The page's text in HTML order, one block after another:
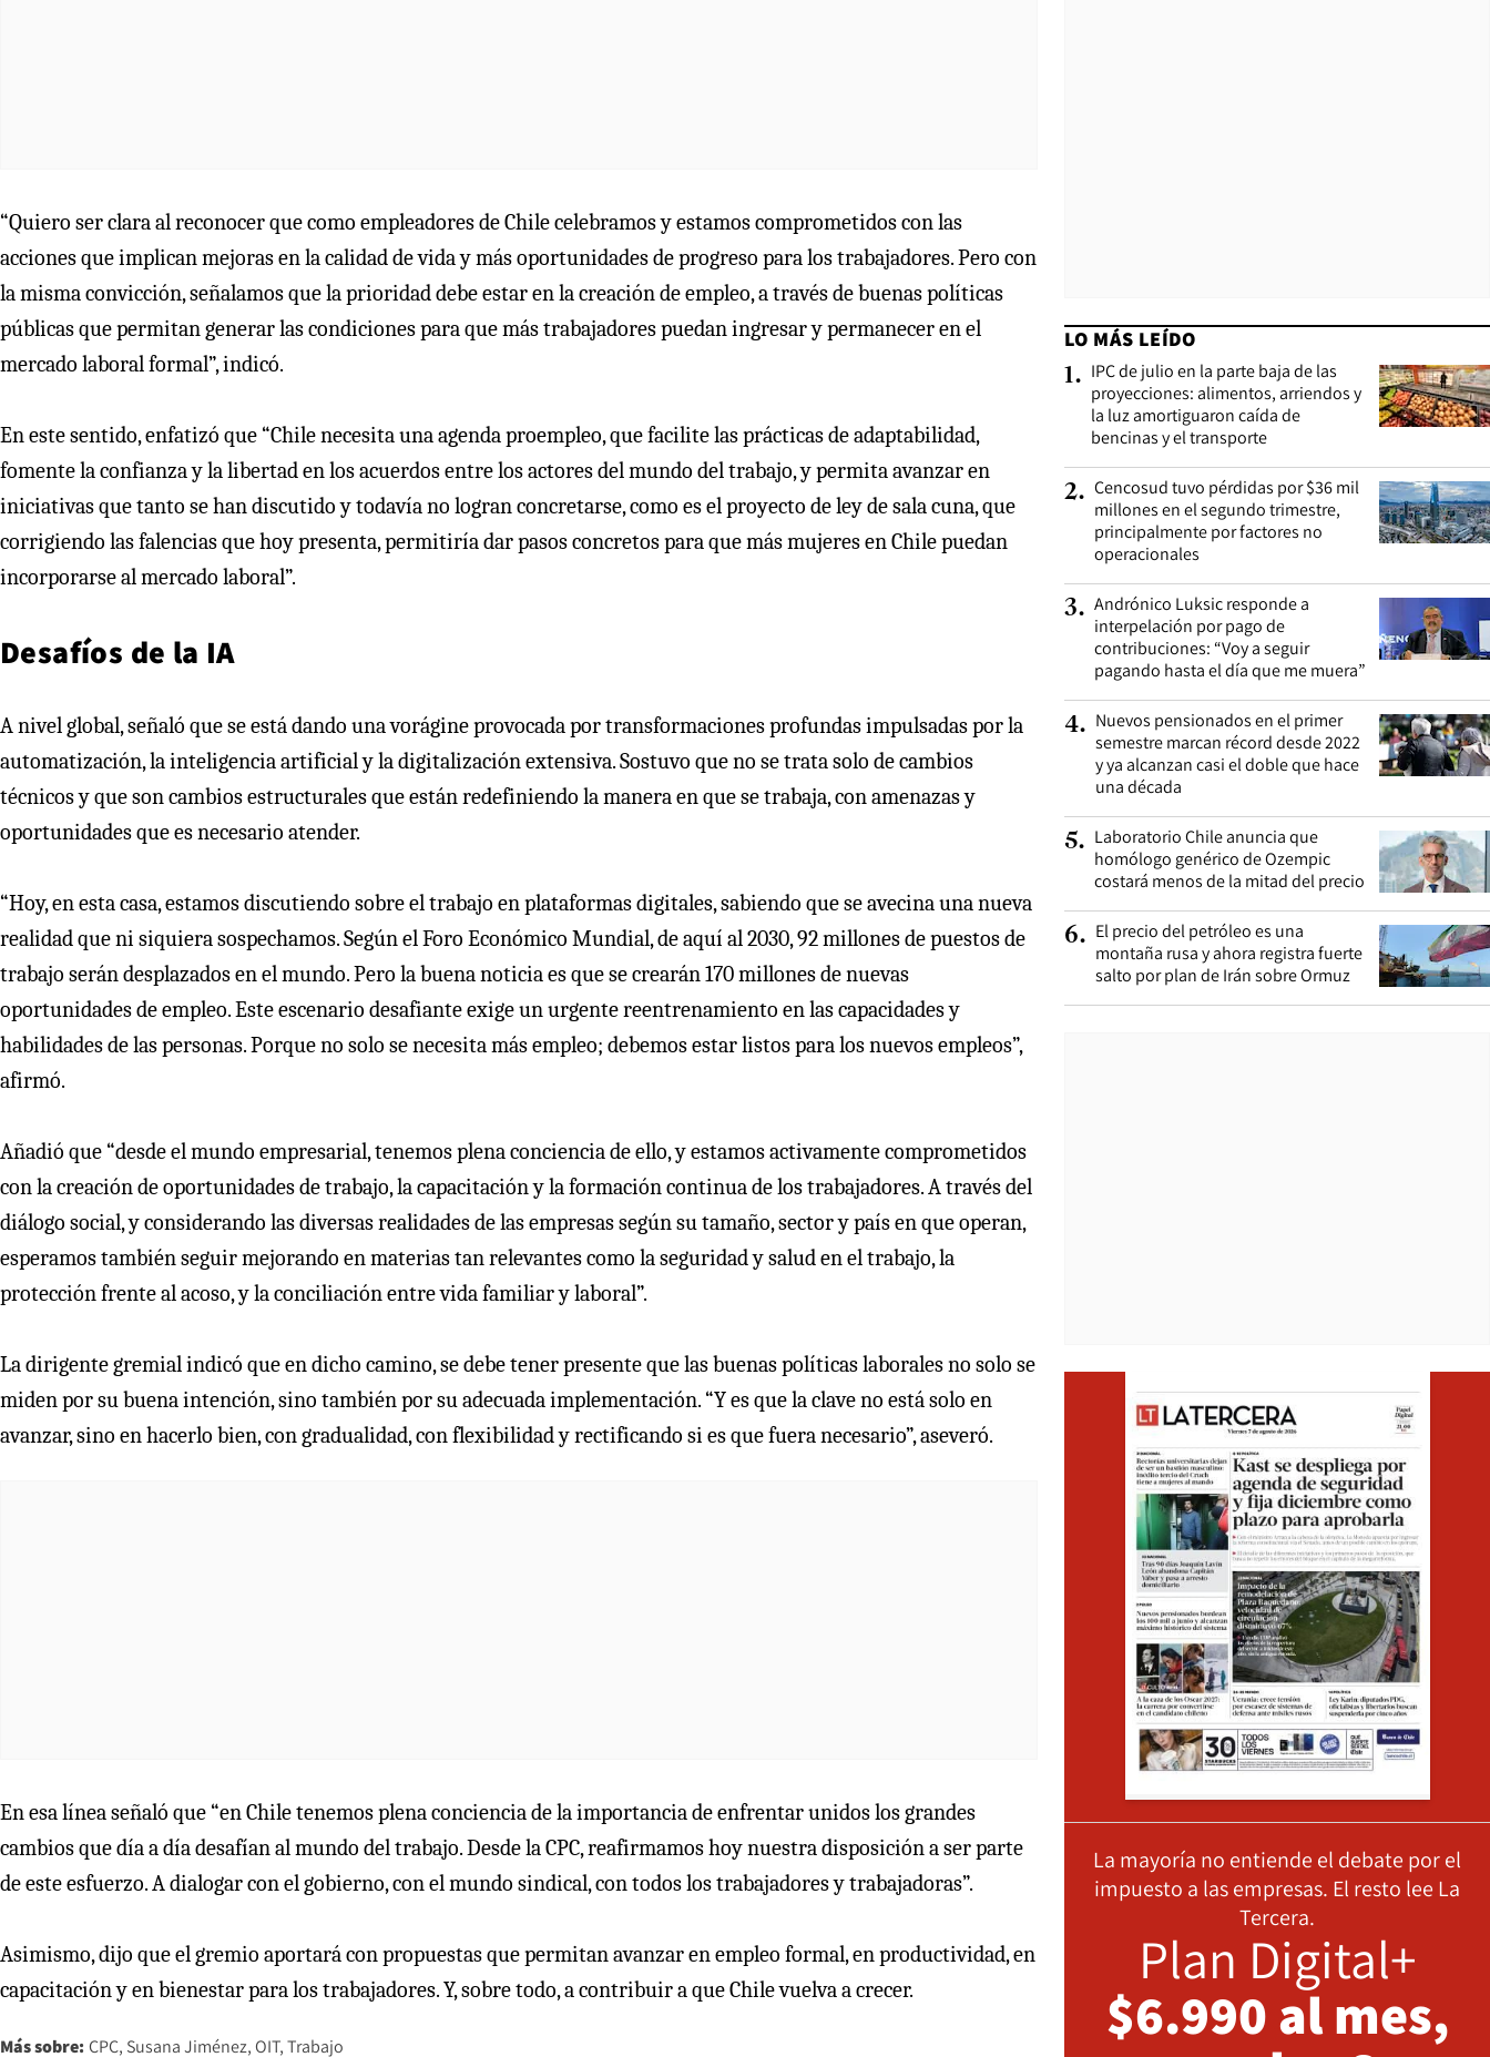
“Quiero ser clara al reconocer que como empleadores de Chile celebramos y estamos comprometidos con las
acciones que implican mejoras en la calidad de vida y más oportunidades de progreso para los trabajadores. Pero con
la misma convicción, señalamos que la prioridad debe estar en la creación de empleo, a través de buenas políticas
públicas que permitan generar las condiciones para que más trabajadores puedan ingresar y permanecer en el
mercado laboral formal”, indicó.
En este sentido, enfatizó que “Chile necesita una agenda proempleo, que facilite las prácticas de adaptabilidad,
fomente la confianza y la libertad en los acuerdos entre los actores del mundo del trabajo, y permita avanzar en
iniciativas que tanto se han discutido y todavía no logran concretarse, como es el proyecto de ley de sala cuna, que
corrigiendo las falencias que hoy presenta, permitiría dar pasos concretos para que más mujeres en Chile puedan
incorporarse al mercado laboral”.
Desafíos de la IA
A nivel global, señaló que se está dando una vorágine provocada por transformaciones profundas impulsadas por la
automatización, la inteligencia artificial y la digitalización extensiva. Sostuvo que no se trata solo de cambios
técnicos y que son cambios estructurales que están redefiniendo la manera en que se trabaja, con amenazas y
oportunidades que es necesario atender.
“Hoy, en esta casa, estamos discutiendo sobre el trabajo en plataformas digitales, sabiendo que se avecina una nueva
realidad que ni siquiera sospechamos. Según el Foro Económico Mundial, de aquí al 2030, 92 millones de puestos de
trabajo serán desplazados en el mundo. Pero la buena noticia es que se crearán 170 millones de nuevas
oportunidades de empleo. Este escenario desafiante exige un urgente reentrenamiento en las capacidades y
habilidades de las personas. Porque no solo se necesita más empleo; debemos estar listos para los nuevos empleos”,
afirmó.
Añadió que “desde el mundo empresarial, tenemos plena conciencia de ello, y estamos activamente comprometidos
con la creación de oportunidades de trabajo, la capacitación y la formación continua de los trabajadores. A través del
diálogo social, y considerando las diversas realidades de las empresas según su tamaño, sector y país en que operan,
esperamos también seguir mejorando en materias tan relevantes como la seguridad y salud en el trabajo, la
protección frente al acoso, y la conciliación entre vida familiar y laboral”.
La dirigente gremial indicó que en dicho camino, se debe tener presente que las buenas políticas laborales no solo se
miden por su buena intención, sino también por su adecuada implementación. “Y es que la clave no está solo en
avanzar, sino en hacerlo bien, con gradualidad, con flexibilidad y rectificando si es que fuera necesario”, aseveró.
En esa línea señaló que “en Chile tenemos plena conciencia de la importancia de enfrentar unidos los grandes
cambios que día a día desafían al mundo del trabajo. Desde la CPC, reafirmamos hoy nuestra disposición a ser parte
de este esfuerzo. A dialogar con el gobierno, con el mundo sindical, con todos los trabajadores y trabajadoras”.
Asimismo, dijo que el gremio aportará con propuestas que permitan avanzar en empleo formal, en productividad, en
capacitación y en bienestar para los trabajadores. Y, sobre todo, a contribuir a que Chile vuelva a crecer.
Más sobre: CPC Susana Jiménez OIT Trabajo
LO MÁS LEÍDO
1. IPC de julio en la parte baja de las
proyecciones: alimentos, arriendos y
la luz amortiguaron caída de
bencinas y el transporte
2. Cencosud tuvo pérdidas por $36 mil
millones en el segundo trimestre,
principalmente por factores no
operacionales
3. Andrónico Luksic responde a
interpelación por pago de
contribuciones: “Voy a seguir
pagando hasta el día que me muera”
4. Nuevos pensionados en el primer
semestre marcan récord desde 2022
y ya alcanzan casi el doble que hace
una década
5. Laboratorio Chile anuncia que
homólogo genérico de Ozempic
costará menos de la mitad del precio
6. El precio del petróleo es una
montaña rusa y ahora registra fuerte
salto por plan de Irán sobre Ormuz
La mayoría no entiende el debate por el
impuesto a las empresas. El resto lee La
Tercera.
Plan Digital+
$6.990 al mes,